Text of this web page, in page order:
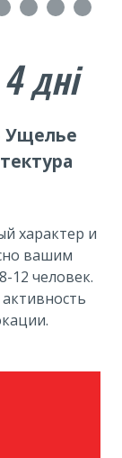
дні
Ущелье
характер и
вашим
12 человек.